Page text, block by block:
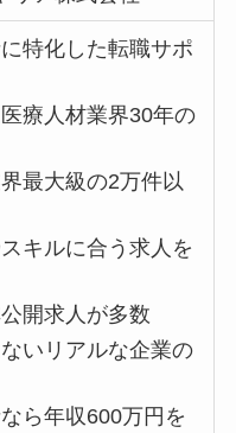
特化した転職サポ
療人材業界30年の
最大級の2万件以
キルに合う求人を
開求人が多数
いリアルな企業の
ら年収600万円を